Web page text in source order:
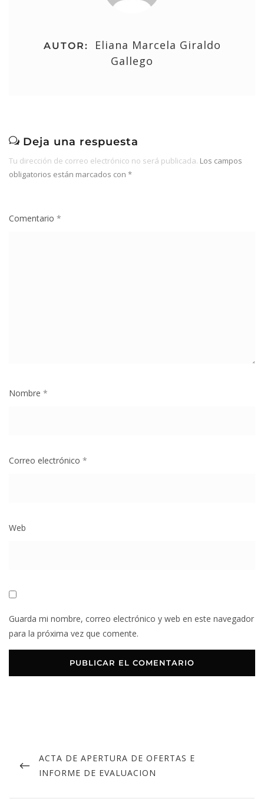
AUTOR:
Eliana Marcela Giraldo
Gallego
Deja una respuesta
Tu dirección de correo electrónico no será publicada. Los campos
obligatorios están marcados con *
Comentario *
Nombre *
Correo electrónico *
Web
Guarda mi nombre, correo electrónico y web en este navegador
para la próxima vez que comente.
ACTA DE APERTURA DE OFERTAS E
INFORME DE EVALUACION